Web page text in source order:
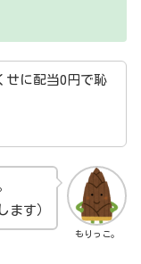
せに配当0円で恥
もりっこ。
ます）